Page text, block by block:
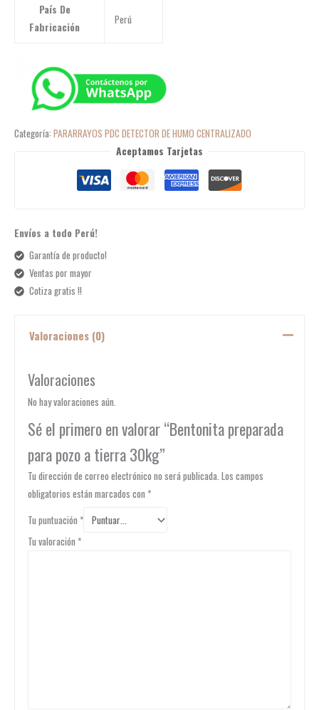
País De
Fabricación
Perú
Categoría: PARARRAYOS PDC DETECTOR DE HUMO CENTRALIZADO
Aceptamos Tarjetas
Envíos a todo Perú!
Garantía de producto!
Ventas por mayor
Cotiza gratis !!
Valoraciones (0)
Valoraciones
No hay valoraciones aún.
Sé el primero en valorar “Bentonita preparada
para pozo a tierra 30kg”
Tu dirección de correo electrónico no será publicada. Los campos
obligatorios están marcados con *
Tu puntuación *
Tu valoración *